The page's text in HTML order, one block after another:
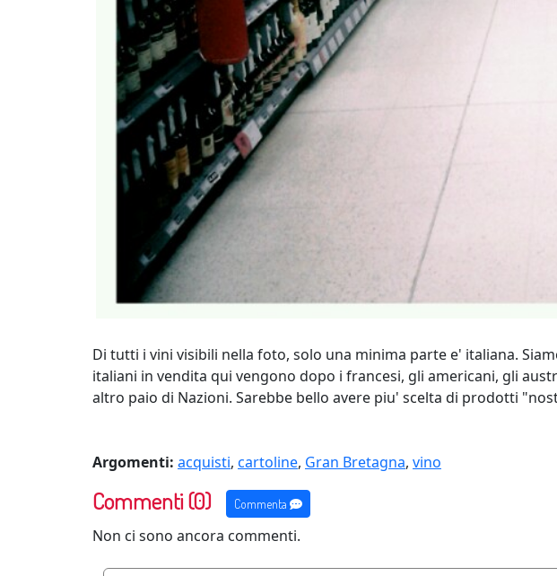
Di tutti i vini visibili nella foto, solo una minima parte e' italiana.
italiani in vendita qui vengono dopo i francesi, gli americani, gli
altro paio di Nazioni. Sarebbe bello avere piu' scelta di prodotti
Argomenti: acquisti, cartoline, Gran Bretagna, vino
Commenti (0) Commenta
Non ci sono ancora commenti.